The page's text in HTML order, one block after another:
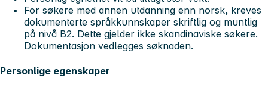
For søkere med annen utdanning enn norsk, kreves
dokumenterte språkkunnskaper skriftlig og muntlig
på nivå B2. Dette gjelder ikke skandinaviske søkere.
Dokumentasjon vedlegges søknaden.
Personlige egenskaper